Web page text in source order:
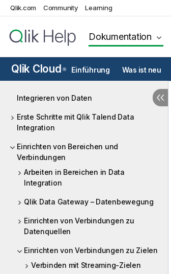
Qlik.com Community Learning
Dokumentation
Qlik Cloud ® Einführung Was ist neu
Integrieren von Daten
Erste Schritte mit Qlik Talend Data
Integration
Einrichten von Bereichen und
Verbindungen
Arbeiten in Bereichen in Data
Integration
Qlik Data Gateway – Datenbewegung
Einrichten von Verbindungen zu
Datenquellen
Einrichten von Verbindungen zu Zielen
Verbinden mit Streaming-Zielen